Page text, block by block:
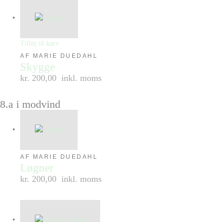
Tilføj til kurv
AF MARIE DUEDAHL
Skygge
kr. 200,00 inkl. moms
8.a i modvind
AF MARIE DUEDAHL
Løgner
kr. 200,00 inkl. moms